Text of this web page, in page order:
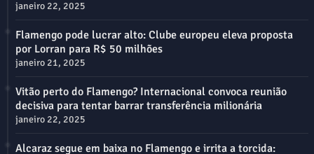
janeiro 22, 2025
Flamengo pode lucrar alto: Clube europeu eleva proposta
por Lorran para R$ 50 milhões
janeiro 21, 2025
Vitão perto do Flamengo? Internacional convoca reunião
decisiva para tentar barrar transferência milionária
janeiro 22, 2025
Alcaraz segue em baixa no Flamengo e irrita a torcida: